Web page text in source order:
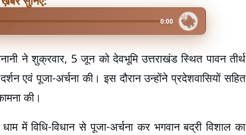
0:00
ने शुक्रवार, 5 जून को देवभूमि उत्तराखंड स्थित पावन तीर्थ
एवं पूजा-अर्चना की। इस दौरान उन्होंने प्रदेशवासियों सहित
की।
में विधि-विधान से पूजा-अर्चना कर भगवान बद्री विशाल का